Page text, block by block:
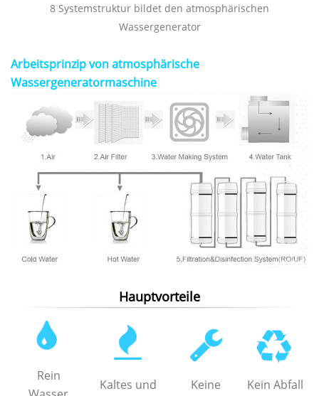
8 Systemstruktur bildet den atmosphärischen
Wassergenerator
Arbeitsprinzip vonatmosphärische
Wassergeneratormaschine
Hauptvorteile
Rein
Kaltes und
Keine
Kein Abfall